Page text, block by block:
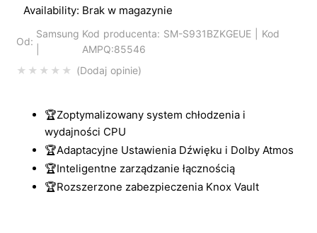
Dodaj opinie
Availability: Brak w magazynie
Od:
Samsung Kod producenta: SM-S931BZKGEUE | Kod
AMPQ:85546
🏆Zoptymalizowany system chłodzenia i
wydajności CPU
🏆Adaptacyjne Ustawienia Dźwięku i Dolby Atmos
🏆Inteligentne zarządzanie łącznością
🏆Rozszerzone zabezpieczenia Knox Vault